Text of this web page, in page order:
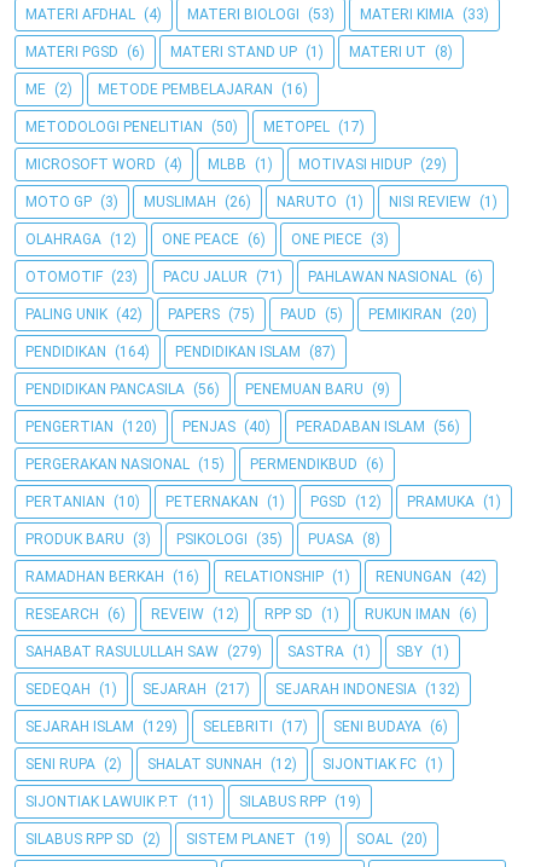
MATERI AFDHAL (4) MATERI BIOLOGI (53) MATERI KIMIA (33)
MATERI PGSD (6) MATERI STAND UP (1) MATERI UT (8)
ME (2) METODE PEMBELAJARAN (16)
METODOLOGI PENELITIAN (50) METOPEL (17)
MICROSOFT WORD (4) MLBB (1) MOTIVASI HIDUP (29)
MOTO GP (3) MUSLIMAH (26) NARUTO (1) NISI REVIEW (1)
OLAHRAGA (12) ONE PEACE (6) ONE PIECE (3)
OTOMOTIF (23) PACU JALUR (71) PAHLAWAN NASIONAL (6)
PALING UNIK (42) PAPERS (75) PAUD (5) PEMIKIRAN (20)
PENDIDIKAN (164) PENDIDIKAN ISLAM (87)
PENDIDIKAN PANCASILA (56) PENEMUAN BARU (9)
PENGERTIAN (120) PENJAS (40) PERADABAN ISLAM (56)
PERGERAKAN NASIONAL (15) PERMENDIKBUD (6)
PERTANIAN (10) PETERNAKAN (1) PGSD (12) PRAMUKA (1)
PRODUK BARU (3) PSIKOLOGI (35) PUASA (8)
RAMADHAN BERKAH (16) RELATIONSHIP (1) RENUNGAN (42)
RESEARCH (6) REVEIW (12) RPP SD (1) RUKUN IMAN (6)
SAHABAT RASULULLAH SAW (279) SASTRA (1) SBY (1)
SEDEQAH (1) SEJARAH (217) SEJARAH INDONESIA (132)
SEJARAH ISLAM (129) SELEBRITI (17) SENI BUDAYA (6)
SENI RUPA (2) SHALAT SUNNAH (12) SIJONTIAK FC (1)
SIJONTIAK LAWUIK P.T (11) SILABUS RPP (19)
SILABUS RPP SD (2) SISTEM PLANET (19) SOAL (20)